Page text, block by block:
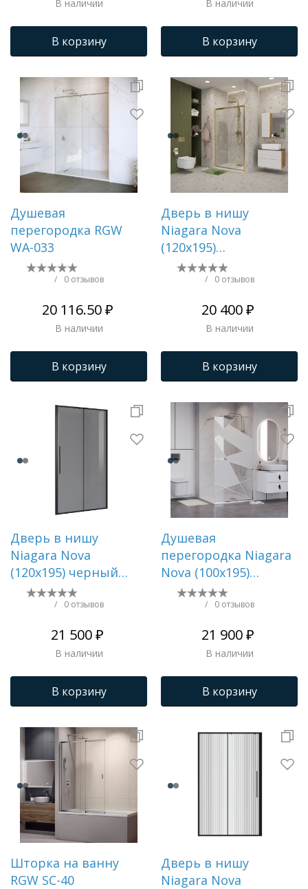
В наличии
В корзину
В наличии
В корзину
Душевая
перегородка RGW
WA-033
/ 0 отзывов
20 116.50 ₽
В наличии
В корзину
Дверь в нишу
Niagara Nova
(120х195)
золото,двери
раздвижные,стекло
NG-42-12AG
/ 0 отзывов
20 400 ₽
В наличии
В корзину
Дверь в нишу
Niagara Nova
(120х195) черный
матовый,стекло
тонированное,дверь
NG-85-12TB
/ 0 отзывов
21 500 ₽
В наличии
В корзину
Душевая
перегородка Niagara
Nova (100х195)
хром,стекло
прозрачное с
NG-660-10
/ 0 отзывов
21 900 ₽
В наличии
В корзину
Шторка на ванну
RGW SC-40
Дверь в нишу
Niagara Nova